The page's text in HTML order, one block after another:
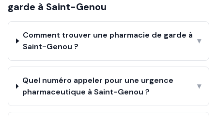
garde à Saint-Genou
Comment trouver une pharmacie de garde à
Saint-Genou ?
▾
Quel numéro appeler pour une urgence
pharmaceutique à Saint-Genou ?
▾